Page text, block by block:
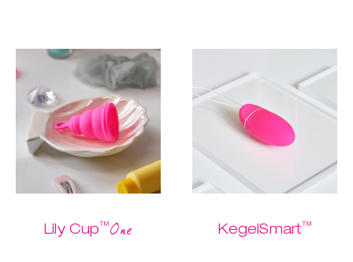
Lily Cup™One KegelSmart™